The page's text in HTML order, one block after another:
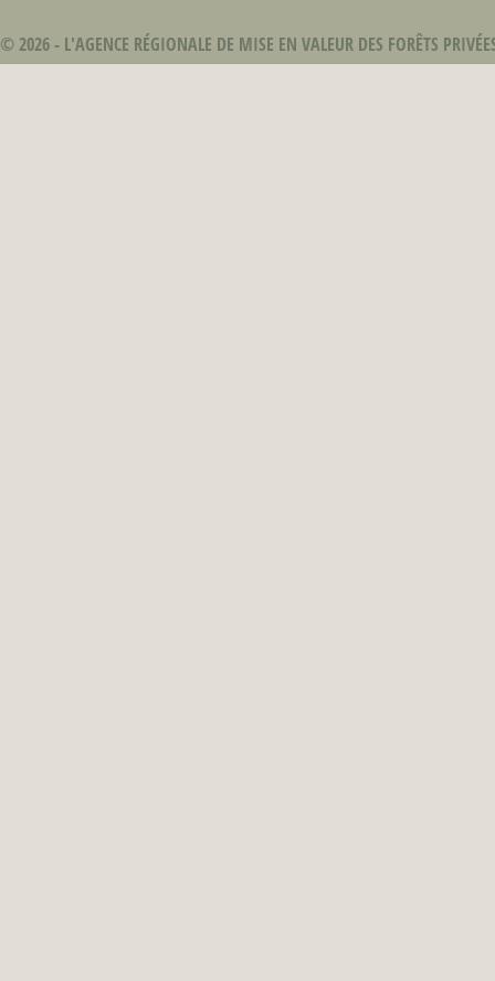
© 2026 - L'AGENCE RÉGIONALE DE MISE EN VALEUR DES FORÊTS